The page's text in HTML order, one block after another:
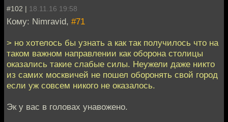
#102 | 18.11.16 19:58
Кому: Nimravid, #71
> но хотелось бы узнать а как так получилось что на
таком важном направлении как оборона столицы
оказались такие слабые силы. Неужели даже никто
из самих москвичей не пошел оборонять свой город
если уж совсем никого не оказалось.
Эк у вас в головах унавожено.